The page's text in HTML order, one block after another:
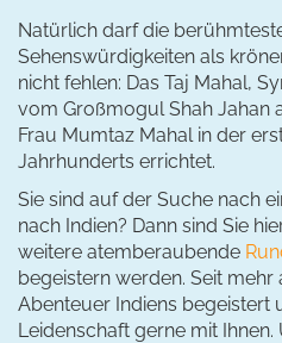
Natürlich darf die
Sehenswürdigkeiten als
nicht fehlen: Das Taj Mahal,
vom Großmogul Shah Jahan
Frau Mumtaz Mahal in der
Jahrhunderts errichtet.
Sie sind auf der Suche nach
nach Indien? Dann sind Sie
weitere atemberaubende
begeistern werden. Seit
Abenteuer Indiens begeistert
Leidenschaft gerne mit Ihnen.